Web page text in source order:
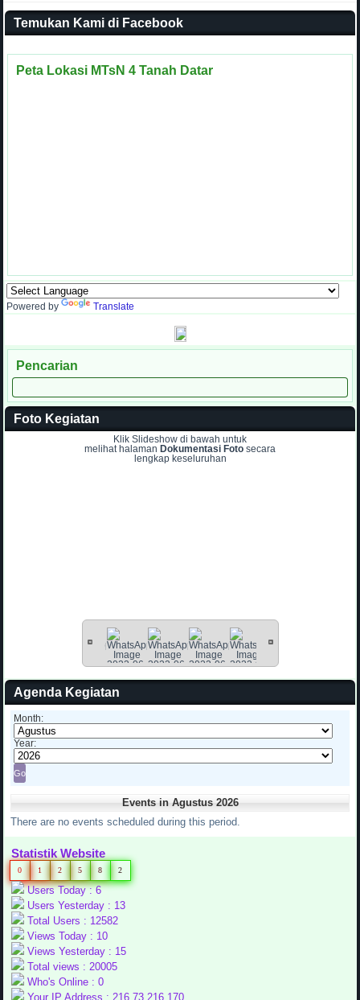
Temukan Kami di Facebook
Peta Lokasi MTsN 4 Tanah Datar
Powered by Translate
Pencarian
Foto Kegiatan
Klik Slideshow di bawah untuk
melihat halaman Dokumentasi Foto secara
lengkap keseluruhan
Agenda Kegiatan
Month:
Year:
Events in Agustus 2026
There are no events scheduled during this period.
Statistik Website
0 1 2 5 8 2
Users Today : 6
Users Yesterday : 13
Total Users : 12582
Views Today : 10
Views Yesterday : 15
Total views : 20005
Who's Online : 0
Your IP Address : 216.73.216.170